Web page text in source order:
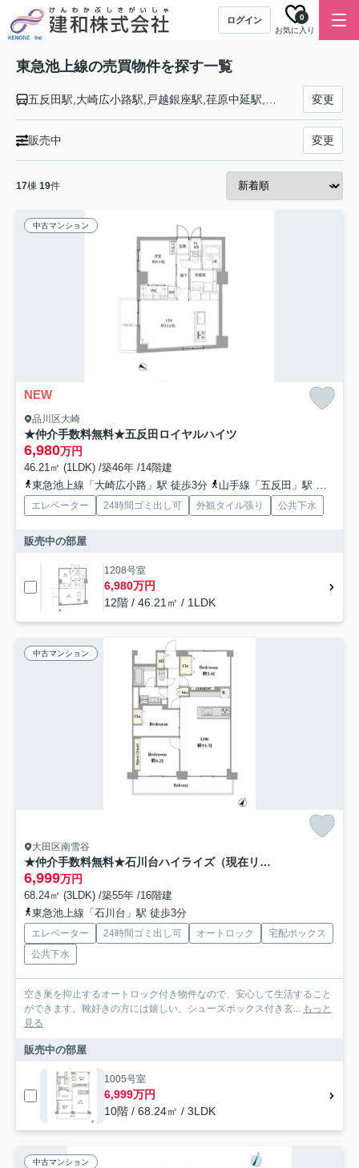
ログイン
お気に入り
0
東急池上線の売買物件を探す一覧
変更
販売中 変更
17棟 19件
中古マンション
NEW
品川区大崎
★仲介手数料無料★五反田ロイヤルハイツ
6,980万円
46.21㎡ (1LDK) /築46年 /14階建
東急池上線「大崎広小路」駅 徒歩3分
山手線「五反田」駅 徒歩7分
エレベーター 24時間ゴミ出し可 外観タイル張り 公共下水
販売中の部屋
1208号室
6,980万円
12階 / 46.21㎡ / 1LDK
中古マンション
大田区南雪谷
★仲介手数料無料★石川台ハイライズ（現在リノベーション工事中）
6,999万円
68.24㎡ (3LDK) /築55年 /16階建
東急池上線「石川台」駅 徒歩3分
エレベーター 24時間ゴミ出し可 オートロック
宅配ボックス
公共下水
空き巣を抑止するオートロック付き物件なので、安心して生活すること
ができます。靴好きの方には嬉しい、シューズボックス付き玄... もっと
見る
販売中の部屋
1005号室
6,999万円
10階 / 68.24㎡ / 3LDK
中古マンション